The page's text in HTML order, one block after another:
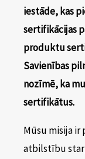
iestāde, kas
sertifikācijas
produktu
Savienības
nozīmē, ka
sertifikātus.
Mūsu misija
atbilstību